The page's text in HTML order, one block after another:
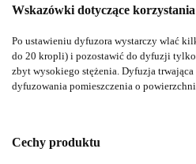
Wskazówki dotyczące
Po ustawieniu dyfuzora wystarczy wlać
do 20 kropli) i pozostawić do dyfuzji
zbyt wysokiego stężenia. Dyfuzja
dyfuzowania pomieszczenia o powierzchni
Cechy produktu